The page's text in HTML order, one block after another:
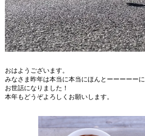
おはようございます。
みなさま昨年は本当に本当にほんとーーーーーに
お世話になりました！
本年もどうぞよろしくお願いします。